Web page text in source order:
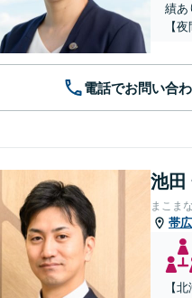
績あ
【
電話でお問い合
池田
まこま
帯
【